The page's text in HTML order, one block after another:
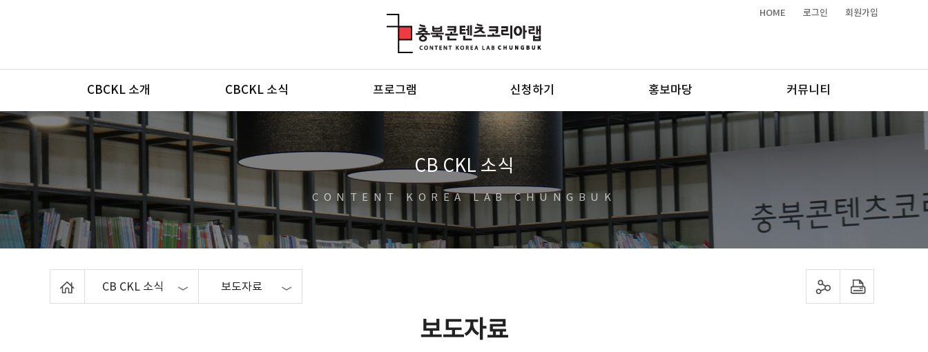
HOME 로그인 회원가입
메뉴
CBCKL 소개 CBCKL 소식 프로그램 신청하기 홍보마당 커뮤니티
CB CKL 소식
CONTENT KOREA LAB CHUNGBUK
CB CKL 소식 보도자료 sns 공유하기 프린트하기
보도자료